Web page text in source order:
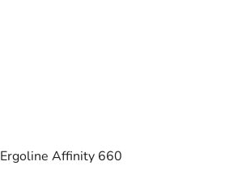
Ergoline Affinity 660